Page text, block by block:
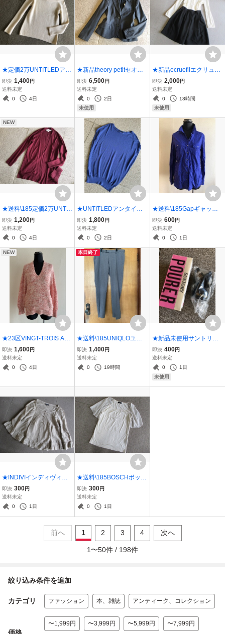
★定価2万UNTITLEDアン
タイトルカシミヤ混ボー
トネックニット0★白
即決 1,400円
送料未定
0
4日
★新品theory petitセオリ
ープチシンプルテーラー
ドジャケット150★グレ
ー-
即決 6,500円
送料未定
0
2日
未使用
★新品ecruefilエクリュフ
ィルブラウス&スカートド
ッキングワンピ★
即決 2,000円
送料未定
0
18時間
未使用
NEW
★送料\185定価2万UNTIT
LEDアンタイトルシルク
カシミヤ混ロングカーデ
ィガン0★エンジ
即決 1,200円
送料未定
0
4日
★UNTITLEDアンタイト
ルドルマンサマーニット0
★青
即決 1,800円
送料未定
0
2日
★送料\185Gapギャップ
ドット地模様長袖シャツS
★青
即決 600円
送料未定
0
1日
NEW
★23区VINGT-TROIS AR
RONDISSEMENTS春用V
ネックニット32★P
即決 1,600円
送料未定
0
4日
本日終了
★送料\185UNIQLOユニ
クロストレッチスラック
ス パンツW82★グレー
即決 1,400円
送料未定
0
19時間
★新品未使用サントリー
ポーラー ウイスキー★
即決 400円
送料未定
0
1日
未使用
★INDIVIインディヴィシ
ルク混Aラインフリルブラ
ウス38★
即決 300円
送料未定
0
1日
★送料\185BOSCHボッシ
ュシフォンふんわり袖カ
ットソー38★B
即決 300円
送料未定
0
1日
前へ 1 2 3 4 次へ
1 〜50件 / 198件
絞り込み条件を追加
カテゴリ ファッション 本、雑誌 アンティーク、コレクション
〜1,999円 〜3,999円 〜5,999円 〜7,999円